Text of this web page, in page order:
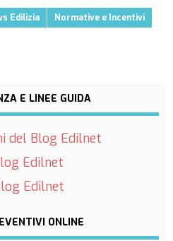
Edilizia Normative e Incentivi
E LINEE GUIDA
del Blog Edilnet
Edilnet
Edilnet
ONLINE